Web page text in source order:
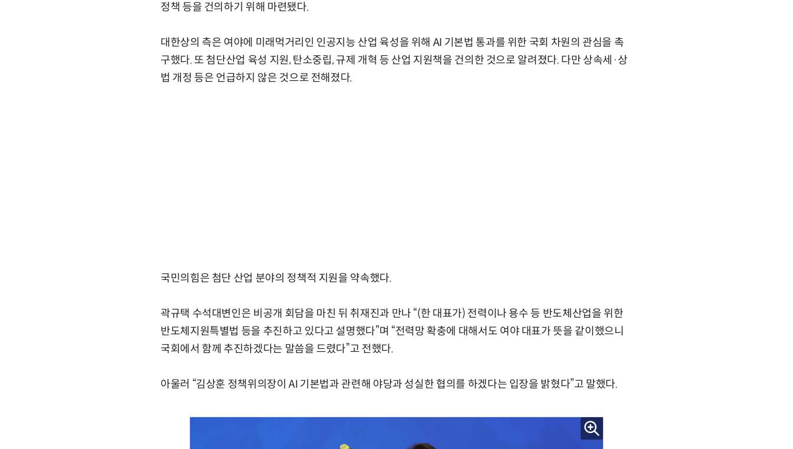
정책 등을 건의하기 위해 마련됐다.
대한상의 측은 여야에 미래먹거리인 인공지능 산업 육성을 위해 AI 기본법 통과를 위한 국회 차원의 관심을 촉
구했다. 또 첨단산업 육성 지원, 탄소중립, 규제 개혁 등 산업 지원책을 건의한 것으로 알려졌다. 다만 상속세·상
법 개정 등은 언급하지 않은 것으로 전해졌다.
국민의힘은 첨단 산업 분야의 정책적 지원을 약속했다.
곽규택 수석대변인은 비공개 회담을 마친 뒤 취재진과 만나 “(한 대표가) 전력이나 용수 등 반도체산업을 위한
반도체지원특별법 등을 추진하고 있다고 설명했다”며 “전력망 확충에 대해서도 여야 대표가 뜻을 같이했으니
국회에서 함께 추진하겠다는 말씀을 드렸다”고 전했다.
아울러 “김상훈 정책위의장이 AI 기본법과 관련해 야당과 성실한 협의를 하겠다는 입장을 밝혔다”고 말했다.